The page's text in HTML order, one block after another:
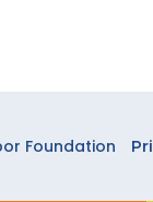
Foundation